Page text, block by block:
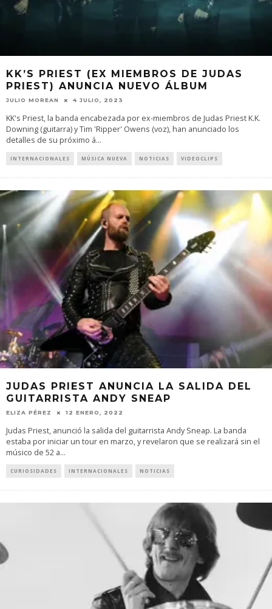
KK’S PRIEST (EX MIEMBROS DE JUDAS
PRIEST) ANUNCIA NUEVO ÁLBUM
JULIO MOREAN 4 JULIO, 2023
KK's Priest, la banda encabezada por ex-miembros de Judas Priest K.K.
Downing (guitarra) y Tim 'Ripper' Owens (voz), han anunciado los
detalles de su próximo á...
INTERNACIONALES MÚSICA NUEVA NOTICIAS VIDEOCLIPS
JUDAS PRIEST ANUNCIA LA SALIDA DEL
GUITARRISTA ANDY SNEAP
ELIZA PÉREZ 12 ENERO, 2022
Judas Priest, anunció la salida del guitarrista Andy Sneap. La banda
estaba por iniciar un tour en marzo, y revelaron que se realizará sin el
músico de 52 a...
CURIOSIDADES INTERNACIONALES NOTICIAS